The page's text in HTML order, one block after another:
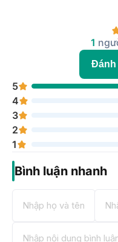
1
Đánh
5
4
3
2
1
Bình luận nhanh